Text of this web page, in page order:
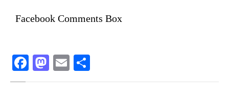
Facebook Comments Box
Facebook
Mastodon
Email